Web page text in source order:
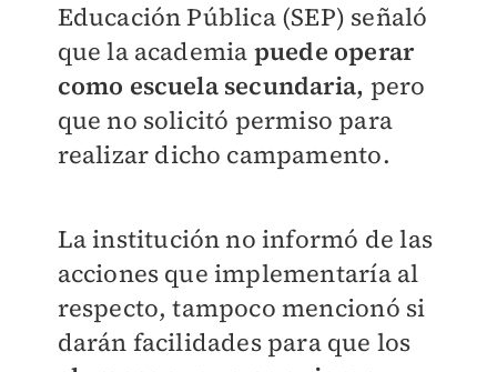
Educación Pública (SEP) señaló
que la academia puede operar
como escuela secundaria, pero
que no solicitó permiso para
realizar dicho campamento.
La institución no informó de las
acciones que implementaría al
respecto, tampoco mencionó si
darán facilidades para que los